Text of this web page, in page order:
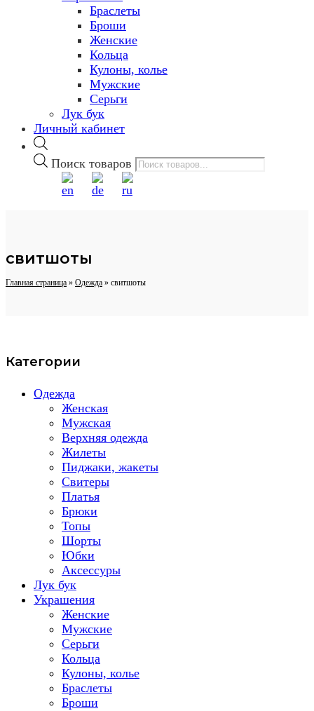
Браслеты
Броши
Женские
Кольца
Кулоны, колье
Мужские
Серьги
Лук бук
Личный кабинет
Поиск товаров
свитшоты
Главная страница » Одежда » свитшоты
Категории
Одежда
Женская
Мужская
Верхняя одежда
Жилеты
Пиджаки, жакеты
Свитеры
Платья
Брюки
Топы
Шорты
Юбки
Аксессуры
Лук бук
Украшения
Женские
Мужские
Серьги
Кольца
Кулоны, колье
Браслеты
Броши